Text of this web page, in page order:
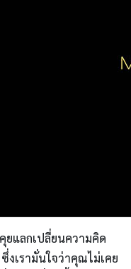
ลกเปลี่ยนความคิด
เรามั่นใจว่าคุณไม่เคย